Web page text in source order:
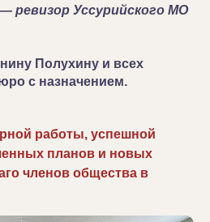
ревизор Уссурийского МО
Полухину и всех
с назначением.
работы, успешной
планов и новых
членов общества в